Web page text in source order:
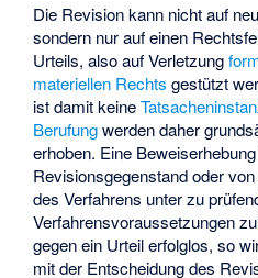
Die Revision kann nicht auf
sondern nur auf einen
Urteils, also auf Verletzung
materiellen Rechts gestützt
ist damit keine
Berufungwerden daher
erhoben. Eine
Revisionsgegenstand oder
des Verfahrens unter zu
Verfahrensvoraussetzungen
gegen ein Urteil erfolglos, so
mit der Entscheidung des